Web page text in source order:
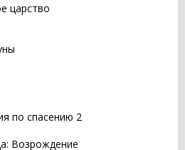
царство
по спасению 2
Возрождение